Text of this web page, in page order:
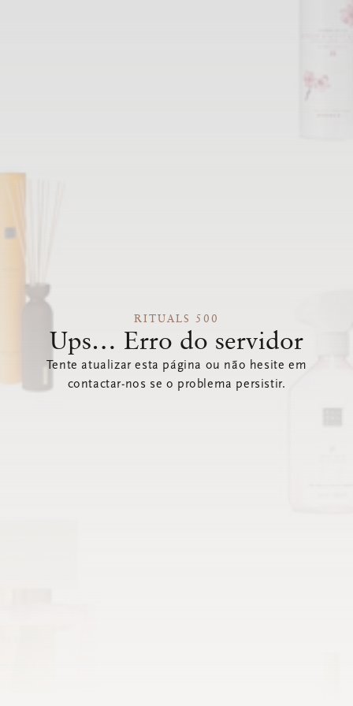
RITUALS 500
Ups… Erro do servidor
Tente atualizar esta página ou não hesite em
contactar-nos se o problema persistir.